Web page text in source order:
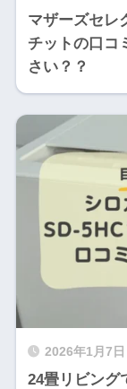
マザーズセレ
チットの口コ
さい？？
2026年1月7日
24畳リビング